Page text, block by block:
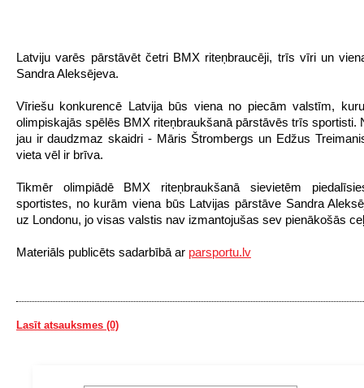
Latviju varēs pārstāvēt četri BMX riteņbraucēji, trīs vīri un
Sandra Aleksējeva.
Vīriešu konkurencē Latvija būs viena no piecām valstīm,
olimpiskajās spēlēs BMX riteņbraukšanā pārstāvēs trīs sportisti.
jau ir daudzmaz skaidri - Māris Štrombergs un Edžus
vieta vēl ir brīva.
Tikmēr olimpiādē BMX riteņbraukšanā sievietēm
sportistes, no kurām viena būs Latvijas pārstāve Sandra
uz Londonu, jo visas valstis nav izmantojušas sev pienākošās
Materiāls publicēts sadarbībā ar parsportu.lv
Lasīt atsauksmes (0)